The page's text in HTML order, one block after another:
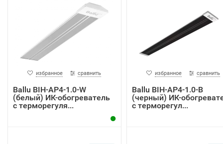
избранное сравнить
Ballu BIH-AP4-1.0-W
(белый) ИК-обогреватель
с терморегуля...
избранное сравнить
Ballu BIH-AP4-1.0-В
(черный) ИК-
с терморегул...